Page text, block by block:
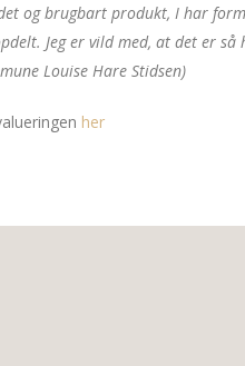
og brugbart produkt, I har
Jeg er vild med, at det er
Louise Hare Stidsen)
her